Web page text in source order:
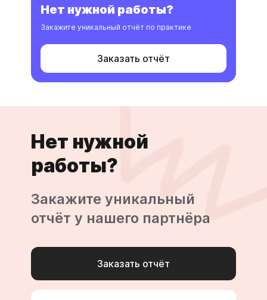
Нет нужной работы?
Закажите уникальный отчёт по практике
Заказать отчёт
Нет нужной
работы?
Закажите уникальный
отчёт у нашего партнёра
Заказать отчёт